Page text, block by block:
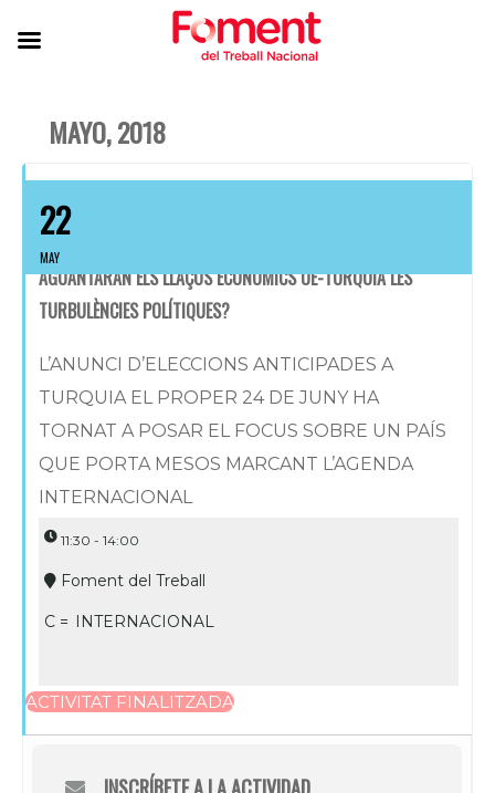
MAYO, 2018
22
MAY
AGUANTARAN ELS LLAÇOS ECONÒMICS UE-TURQUIA LES
TURBULÈNCIES POLÍTIQUES?
L’ANUNCI D’ELECCIONS ANTICIPADES A
TURQUIA EL PROPER 24 DE JUNY HA
TORNAT A POSAR EL FOCUS SOBRE UN PAÍS
QUE PORTA MESOS MARCANT L’AGENDA
INTERNACIONAL
11:30 - 14:00
Foment del Treball
C = INTERNACIONAL
ACTIVITAT FINALITZADA
INSCRÍBETE A LA ACTIVIDAD